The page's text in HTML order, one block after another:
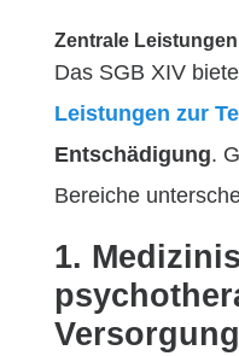
Zentrale
Das SGB XIV
Leistungen zur
Entschädigung.
Bereiche
1.
Versorgung